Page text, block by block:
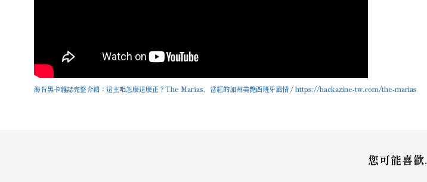
海肯黑卡雜誌完整介紹：這主唱怎麼這麼正？The Marías，當紅的加州美艷西班牙風情 /https://hackazine-tw.com/the-marias
您可能喜歡